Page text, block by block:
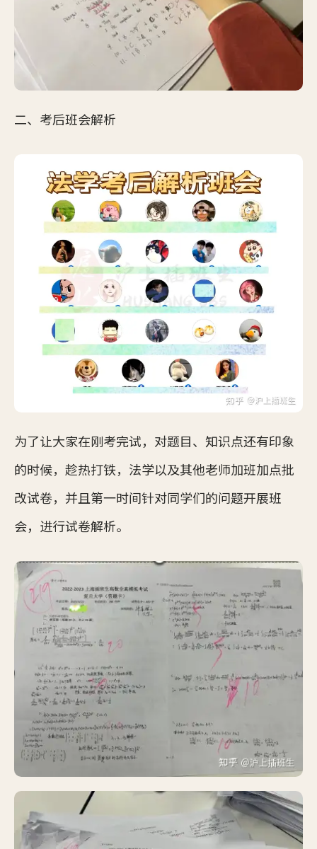
二、考后班会解析
为了让大家在刚考完试，对题目、知识点还有印象
的时候，趁热打铁，法学以及其他老师加班加点批
改试卷，并且第一时间针对同学们的问题开展班
会，进行试卷解析。